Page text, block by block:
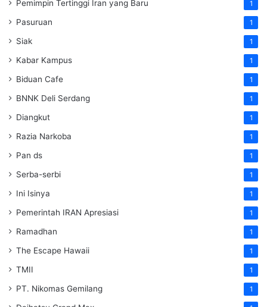
Pemimpin Tertinggi Iran yang Baru 1
Pasuruan 1
Siak 1
Kabar Kampus 1
Biduan Cafe 1
BNNK Deli Serdang 1
Diangkut 1
Razia Narkoba 1
Pan ds 1
Serba-serbi 1
Ini Isinya 1
Pemerintah IRAN Apresiasi 1
Ramadhan 1
The Escape Hawaii 1
TMII 1
PT. Nikomas Gemilang 1